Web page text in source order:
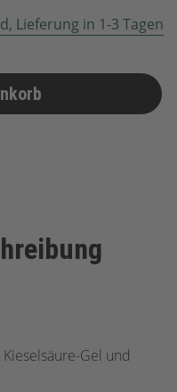
Lieferung in 1-3 Tagen
Gel und